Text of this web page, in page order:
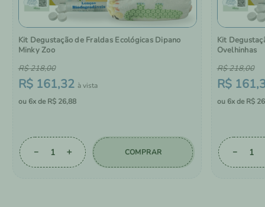
Kit Degustação de Fraldas Ecológicas Dipano
Minky Zoo
R$ 161,32
R$218,00
6 R$ 26,88
＋
－ COMPRAR
Kit
Ovelhinhas
R$ 161,
R$218,00
6 R$ 26
－